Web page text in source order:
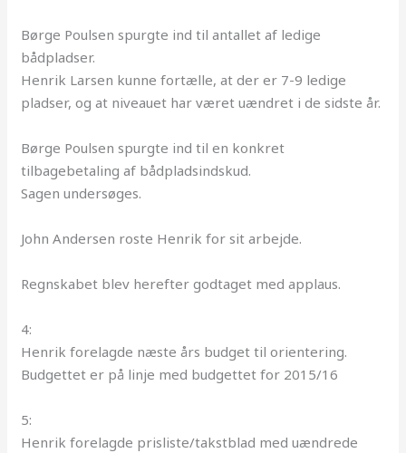
Børge Poulsen spurgte ind til antallet af ledige
bådpladser.
Henrik Larsen kunne fortælle, at der er 7-9 ledige
pladser, og at niveauet har været uændret i de sidste år.
Børge Poulsen spurgte ind til en konkret
tilbagebetaling af bådpladsindskud.
Sagen undersøges.
John Andersen roste Henrik for sit arbejde.
Regnskabet blev herefter godtaget med applaus.
4:
Henrik forelagde næste års budget til orientering.
Budgettet er på linje med budgettet for 2015/16
5:
Henrik forelagde prisliste/takstblad med uændrede